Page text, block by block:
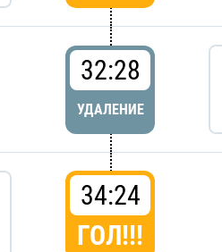
32:28
УДАЛЕНИЕ
34:24
ГОЛ!!!